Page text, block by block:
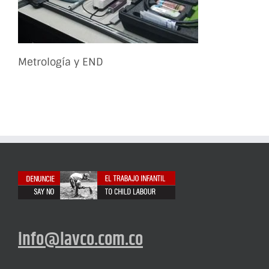
Metrología y END
info@lavco.com.co